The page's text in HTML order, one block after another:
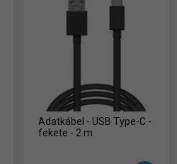
Adatkábel - USB Type-C -
fekete - 2 m